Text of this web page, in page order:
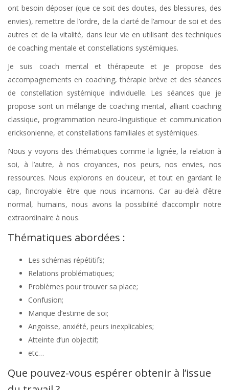
ont besoin déposer (que ce soit des doutes, des blessures, des
envies), remettre de l’ordre, de la clarté de l’amour de soi et des
autres et de la vitalité, dans leur vie en utilisant des techniques
de coaching mentale et constellations systémiques.
Je suis coach mental et thérapeute et je propose des
accompagnements en coaching, thérapie brève et des séances
de constellation systémique individuelle. Les séances que je
propose sont un mélange de coaching mental, alliant coaching
classique, programmation neuro-linguistique et communication
ericksonienne, et constellations familiales et systémiques.
Nous y voyons des thématiques comme la lignée, la relation à
soi, à l’autre, à nos croyances, nos peurs, nos envies, nos
ressources. Nous explorons en douceur, et tout en gardant le
cap, l’incroyable être que nous incarnons. Car au-delà d’être
normal, humains, nous avons la possibilité d’accomplir notre
extraordinaire à nous.
Thématiques abordées :
Les schémas répétitifs;
Relations problématiques;
Problèmes pour trouver sa place;
Confusion;
Manque d’estime de soi;
Angoisse, anxiété, peurs inexplicables;
Atteinte d’un objectif;
etc…
Que pouvez-vous espérer obtenir à l’issue